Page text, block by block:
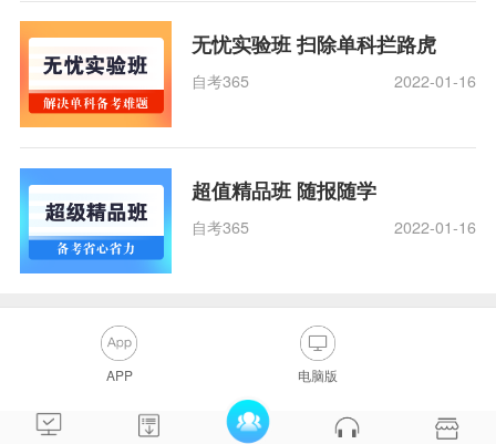
无忧实验班 扫除单科拦路虎
自考365 2022-01-16
超值精品班 随报随学
自考365 2022-01-16
APP 电脑版